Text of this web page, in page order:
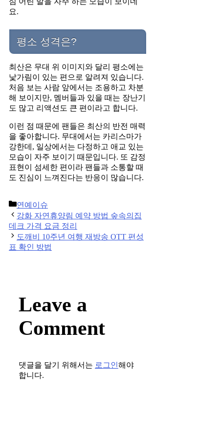
요.
평소 성격은?
최산은 무대 위 이미지와 달리 평소에는
낯가림이 있는 편으로 알려져 있습니다.
처음 보는 사람 앞에서는 조용하고 차분
해 보이지만, 멤버들과 있을 때는 장난기
도 많고 리액션도 큰 편이라고 합니다.
이런 점 때문에 팬들은 최산의 반전 매력
을 좋아합니다. 무대에서는 카리스마가
강한데, 일상에서는 다정하고 애교 있는
모습이 자주 보이기 때문입니다. 또 감정
표현이 섬세한 편이라 팬들과 소통할 때
도 진심이 느껴진다는 반응이 많습니다.
Categories
연예이슈
Post
navigation
강화 자연휴양림 예약 방법 숲속의집
데크 가격 요금 정리
도깨비 10주년 여행 재방송 OTT 편성
표 확인 방법
Leave a
Comment
댓글을 달기 위해서는 로그인해야
합니다.